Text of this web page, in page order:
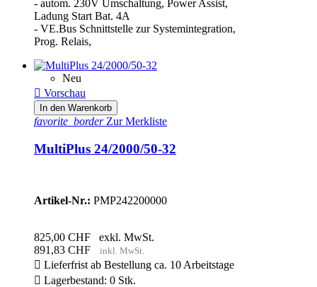
- autom. 230V Umschaltung, Power Assist,
Ladung Start Bat. 4A
- VE.Bus Schnittstelle zur Systemintegration,
Prog. Relais,
Neu
 Vorschau
In den Warenkorb
favorite_borderZur Merkliste
MultiPlus 24/2000/50-32
Artikel-Nr.: PMP242200000
825,00 CHF
exkl. MwSt.
891,83 CHF
inkl. MwSt.
 Lieferfrist ab Bestellung ca. 10 Arbeitstage
 Lagerbestand: 0 Stk.